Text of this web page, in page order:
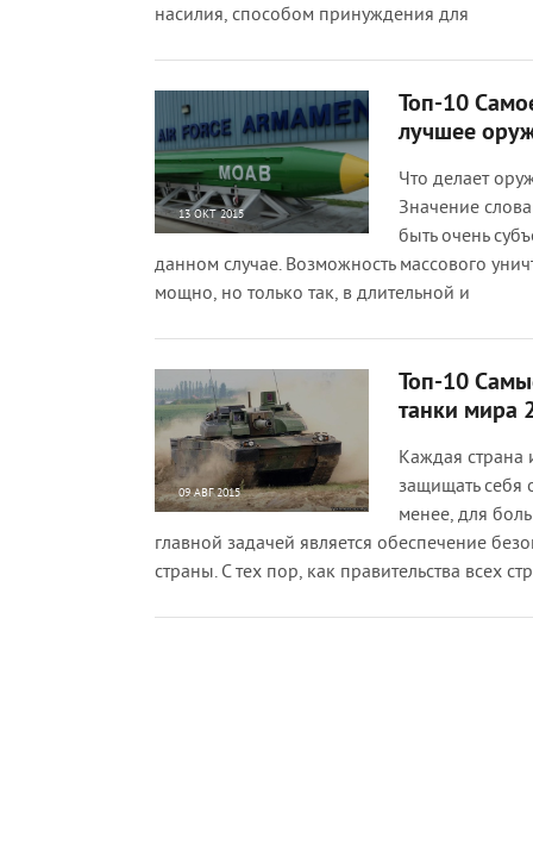
насилия, способом принуждения для
13 ОКТ 2015
Топ-10
лучшее
Что делает
Значение
быть очень
данном случае. Возможность массового
мощно, но только так, в длительной и
09 АВГ 2015
Топ-10
танки мира
Каждая страна
защищать себя
менее, для
главной задачей является обеспечение
страны. С тех пор, как правительства всех